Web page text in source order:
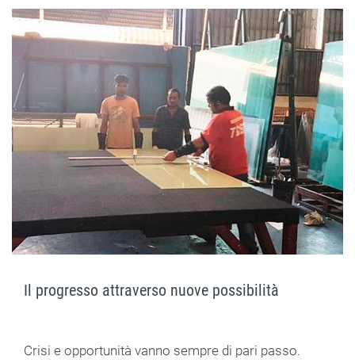
Il progresso attraverso nuove possibilità
Crisi e opportunità vanno sempre di pari passo.